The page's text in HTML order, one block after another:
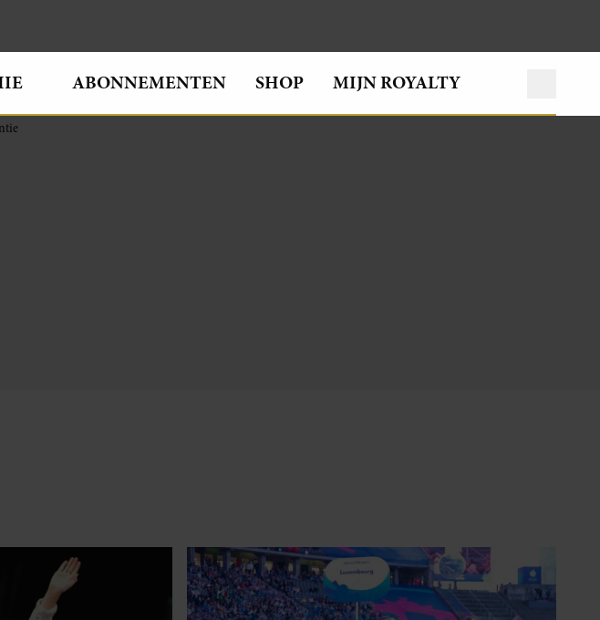
ABONNEMENTEN SHOP MIJN ROYALTY